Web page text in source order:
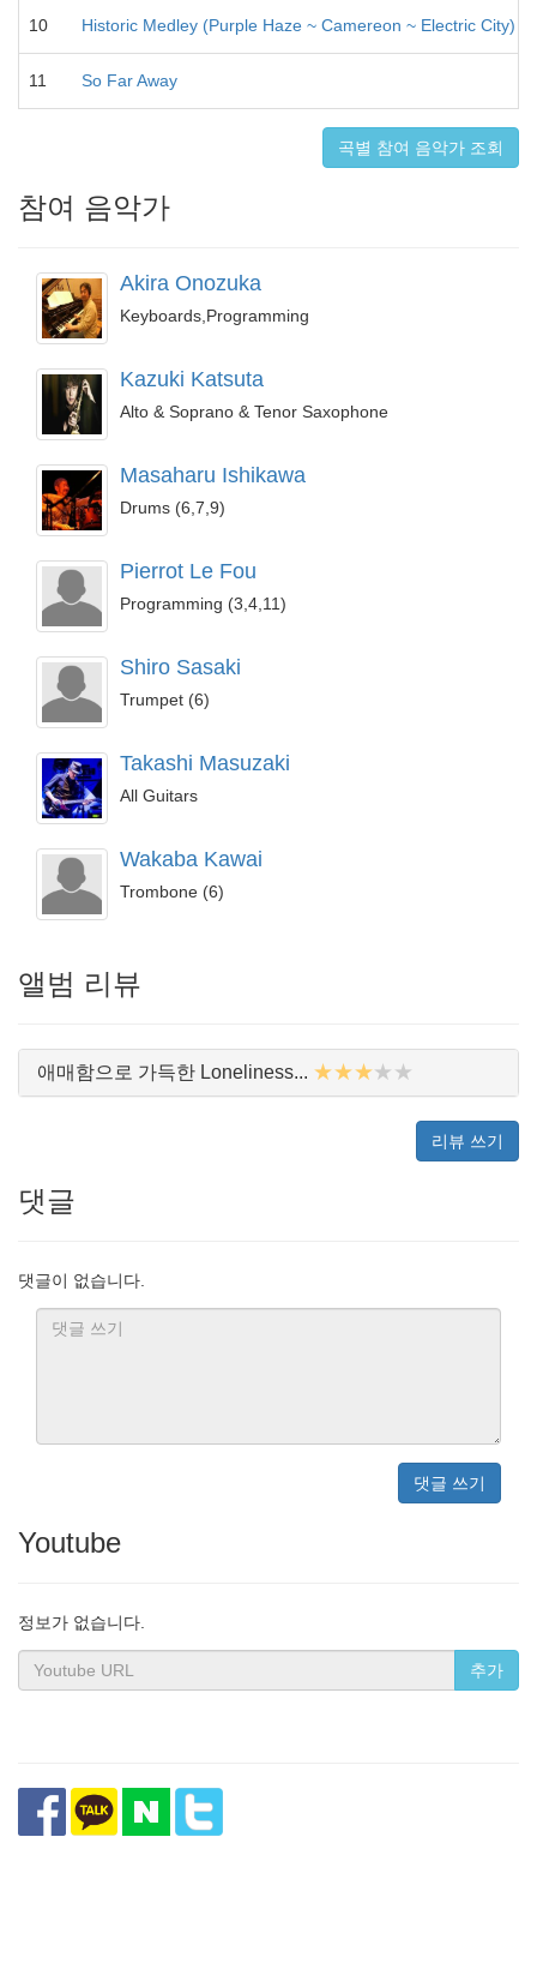
10 Historic Medley (Purple Haze ~ Camereon ~ Electric City)
11 So Far Away
곡별 참여 음악가 조회
참여 음악가
Akira Onozuka
Keyboards,Programming
Kazuki Katsuta
Alto & Soprano & Tenor Saxophone
Masaharu Ishikawa
Drums (6,7,9)
Pierrot Le Fou
Programming (3,4,11)
Shiro Sasaki
Trumpet (6)
Takashi Masuzaki
All Guitars
Wakaba Kawai
Trombone (6)
앨범 리뷰
애매함으로 가득한 Loneliness... ★★★★★
리뷰 쓰기
댓글
댓글이 없습니다.
댓글 쓰기
Youtube
정보가 없습니다.
추가